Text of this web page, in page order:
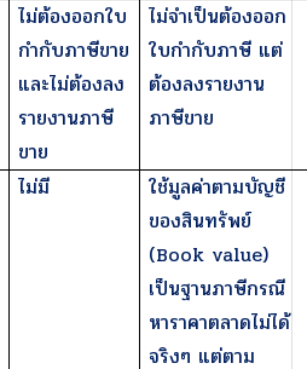
ไม่ต้องออกใบ
กำกับภาษีขาย
และไม่ต้องลง
รายงานภาษี
ขาย
ไม่จำเป็นต้องออก
ใบกำกับภาษี แต่
ต้องลงรายงาน
ภาษีขาย
ไม่มี
ใช้มูลค่าตามบัญชี
ของสินทรัพย์
(Book value)
เป็นฐานภาษีกรณี
หาราคาตลาดไม่ได้
จริงๆ แต่ตาม